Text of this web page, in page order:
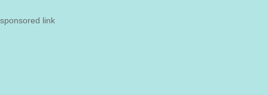
sponsored link